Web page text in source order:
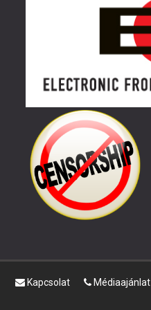
Kapcsolat Médiaajánlat